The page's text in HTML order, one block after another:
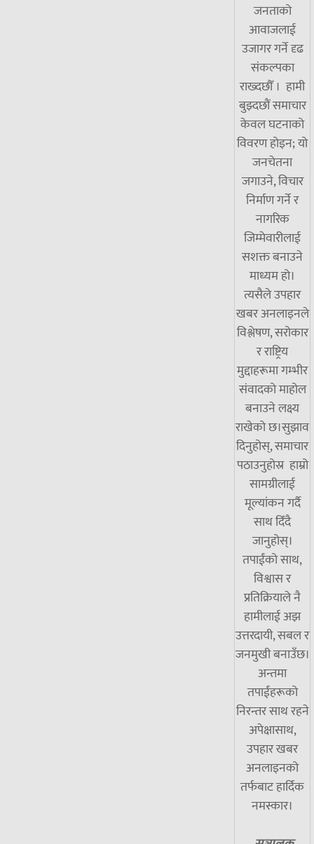
जनताको
आवाजलाई
उजागर गर्ने दृढ
संकल्पका
राख्दछौँ । हामी
बुझ्दछौं समाचार
केवल घटनाको
विवरण होइन; यो
जनचेतना
जगाउने, विचार
निर्माण गर्ने र
नागरिक
जिम्मेवारीलाई
सशक्त बनाउने
माध्यम हो।
त्यसैले उपहार
खबर अनलाइनले
विश्लेषण, सरोकार
र राष्ट्रिय
मुद्दाहरूमा गम्भीर
संवादको माहोल
बनाउने लक्ष्य
राखेको छ।सुझाव
दिनुहोस्, समाचार
पठाउनुहोस्र हाम्रो
सामग्रीलाई
मूल्यांकन गर्दै
साथ दिँदै
जानुहोस्।
तपाईंको साथ,
विश्वास र
प्रतिक्रियाले नै
हामीलाई अझ
उत्तरदायी, सबल र
जनमुखी बनाउँछ।
अन्तमा
तपाईंहरूको
निरन्तर साथ रहने
अपेक्षासाथ,
उपहार खबर
अनलाइनको
तर्फबाट हार्दिक
नमस्कार।